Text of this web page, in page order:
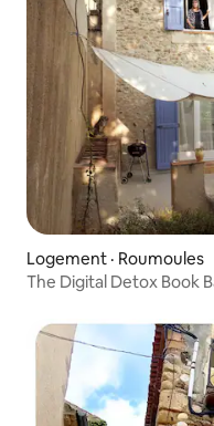
Logement · Roumoules
The Digital Detox Book